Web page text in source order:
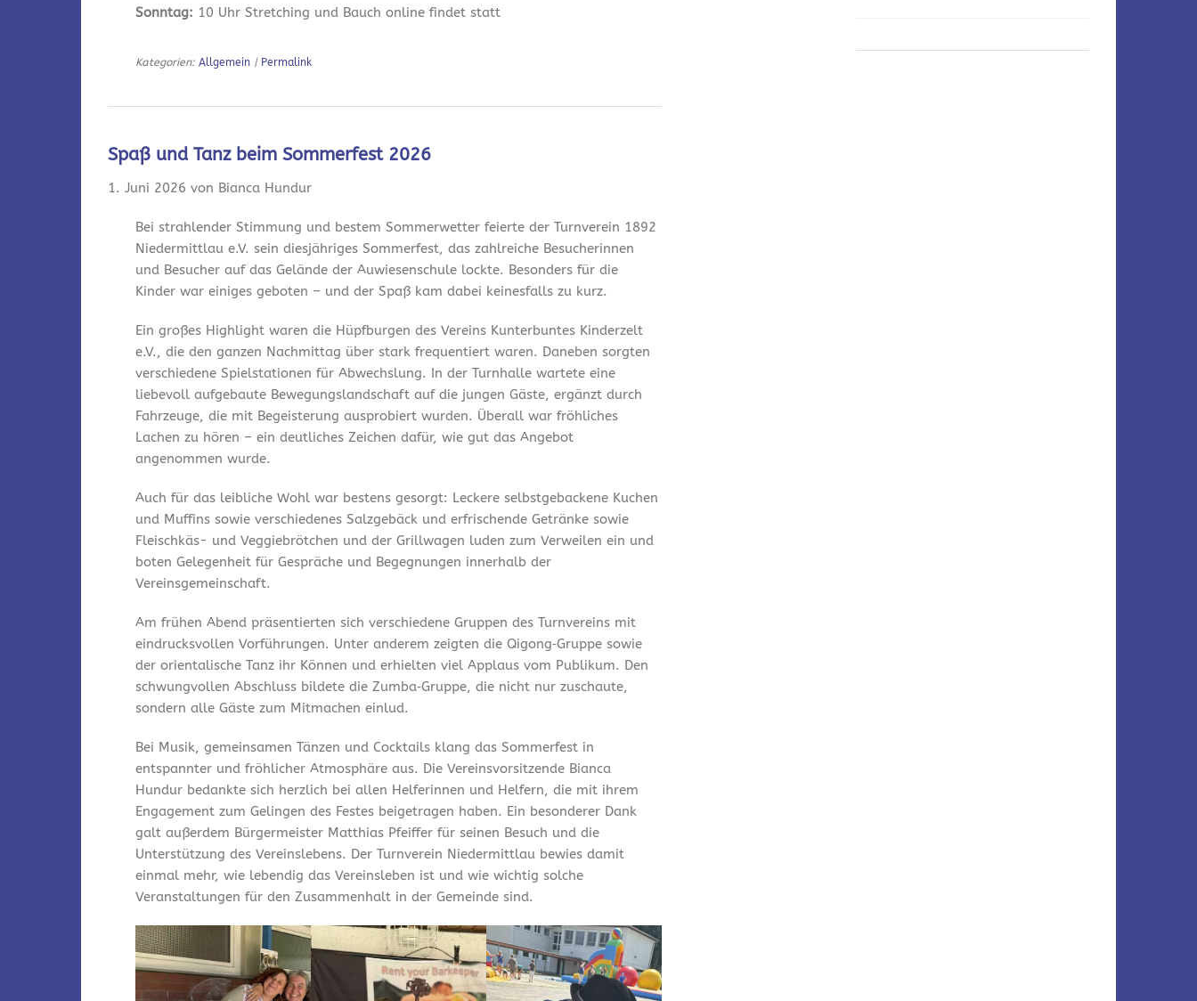
Sonntag: 10 Uhr Stretching und Bauch online findet statt
Kategorien:Allgemein | Permalink
Spaß und Tanz beim Sommerfest 2026
1. Juni 2026 von Bianca Hundur
Bei strahlender Stimmung und bestem Sommerwetter feierte der Turnverein 1892
Niedermittlau e.V. sein diesjähriges Sommerfest, das zahlreiche Besucherinnen
und Besucher auf das Gelände der Auwiesenschule lockte. Besonders für die
Kinder war einiges geboten – und der Spaß kam dabei keinesfalls zu kurz.
Ein großes Highlight waren die Hüpfburgen des Vereins Kunterbuntes Kinderzelt
e.V., die den ganzen Nachmittag über stark frequentiert waren. Daneben sorgten
verschiedene Spielstationen für Abwechslung. In der Turnhalle wartete eine
liebevoll aufgebaute Bewegungslandschaft auf die jungen Gäste, ergänzt durch
Fahrzeuge, die mit Begeisterung ausprobiert wurden. Überall war fröhliches
Lachen zu hören – ein deutliches Zeichen dafür, wie gut das Angebot
angenommen wurde.
Auch für das leibliche Wohl war bestens gesorgt: Leckere selbstgebackene Kuchen
und Muffins sowie verschiedenes Salzgebäck und erfrischende Getränke sowie
Fleischkäs- und Veggiebrötchen und der Grillwagen luden zum Verweilen ein und
boten Gelegenheit für Gespräche und Begegnungen innerhalb der
Vereinsgemeinschaft.
Am frühen Abend präsentierten sich verschiedene Gruppen des Turnvereins mit
eindrucksvollen Vorführungen. Unter anderem zeigten die Qigong‑Gruppe sowie
der orientalische Tanz ihr Können und erhielten viel Applaus vom Publikum. Den
schwungvollen Abschluss bildete die Zumba‑Gruppe, die nicht nur zuschaute,
sondern alle Gäste zum Mitmachen einlud.
Bei Musik, gemeinsamen Tänzen und Cocktails klang das Sommerfest in
entspannter und fröhlicher Atmosphäre aus. Die Vereinsvorsitzende Bianca
Hundur bedankte sich herzlich bei allen Helferinnen und Helfern, die mit ihrem
Engagement zum Gelingen des Festes beigetragen haben. Ein besonderer Dank
galt außerdem Bürgermeister Matthias Pfeiffer für seinen Besuch und die
Unterstützung des Vereinslebens. Der Turnverein Niedermittlau bewies damit
einmal mehr, wie lebendig das Vereinsleben ist und wie wichtig solche
Veranstaltungen für den Zusammenhalt in der Gemeinde sind.